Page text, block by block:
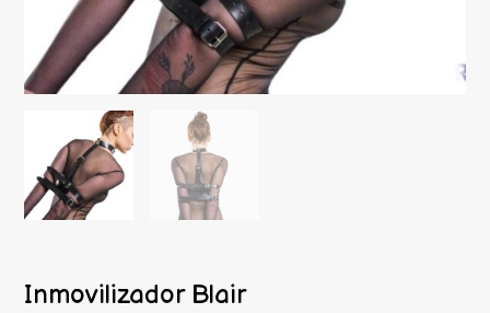
Inmovilizador Blair